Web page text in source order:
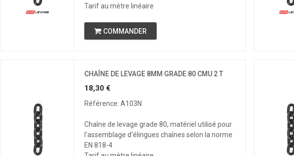
Tarif au mètre linéaire
COMMANDER
CHAÎNE DE LEVAGE 8MM GRADE 80 CMU 2 T
18,30€
Référence: A103N
Chaîne de levage grade 80, matériel utilisé pour
l'assemblage d'élingues chaînes selon la norme
EN 818-4